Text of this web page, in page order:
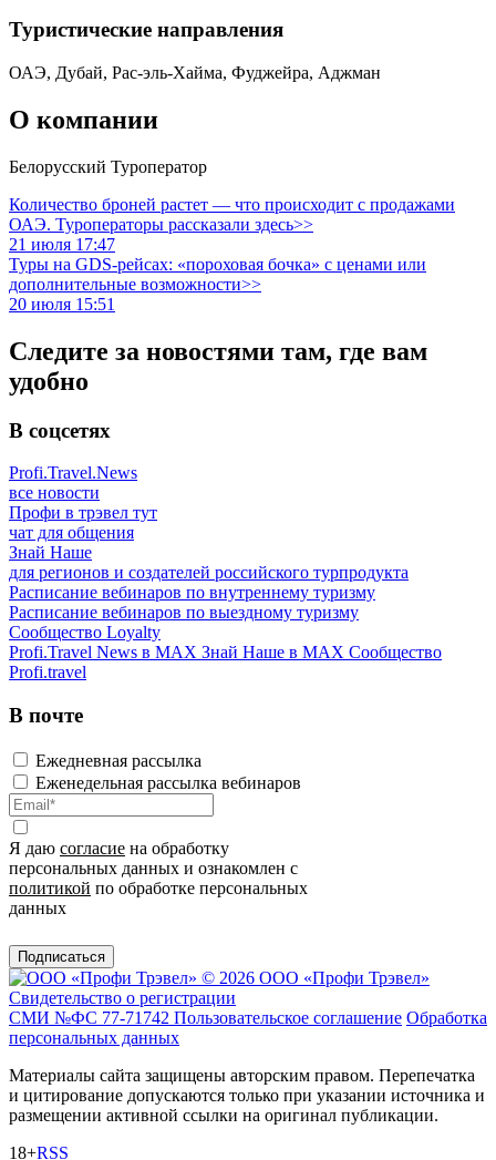
Туристическиe направления
ОАЭ, Дубай, Рас-эль-Хайма, Фуджейра, Аджман
О компании
Белорусский Туроператор
Количество броней растет — что происходит с продажами
ОАЭ. Туроператоры рассказали здесь>>
21 июля 17:47
Туры на GDS-рейсах: «пороховая бочка» с ценами или
дополнительные возможности>>
20 июля 15:51
Следите за новостями там, где вам
удобно
В соцсетях
Profi.Travel.News
все новости
Профи в трэвел тут
чат для общения
Знай Наше
для регионов и создателей российского турпродукта
Расписание вебинаров по внутреннему туризму
Расписание вебинаров по выездному туризму
Сообщество Loyalty
Profi.Travel News в MAX Знай Наше в MAX Сообщество
Profi.travel
В почте
Ежедневная рассылка
Еженедельная рассылка вебинаров
Я даю согласие на обработку
персональных данных и ознакомлен с
политикой по обработке персональных
данных
Подписаться
© 2026 ООО «Профи Трэвeл»
Свидетельство о регистрации
СМИ №ФС 77-71742 Пользовательское соглашение Обработка
персональных данных
Материалы сайта защищены авторским правом. Перепечатка
и цитирование допускаются только при указании источника и
размещении активной ссылки на оригинал публикации.
18+RSS